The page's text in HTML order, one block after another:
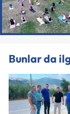
Bunlar da